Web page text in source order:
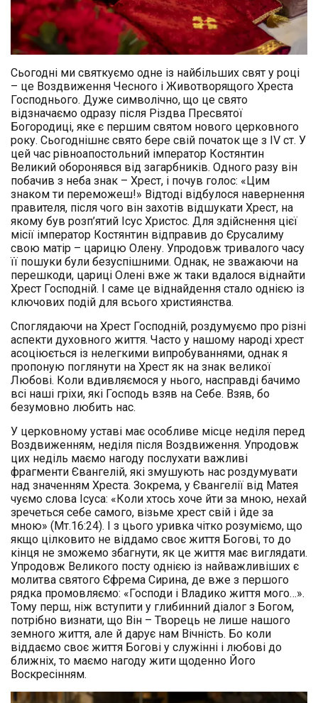
Сьогодні ми святкуємо одне із найбільших свят у році
– це Воздвиження Чесного і Животворящого Хреста
Господнього. Дуже символічно, що це свято
відзначаємо одразу після Різдва Пресвятої
Богородиці, яке є першим святом нового церковного
року. Сьогоднішнє свято бере свій початок ще з IV ст. У
цей час рівноапостольний імператор Костянтин
Великий оборонявся від загарбників. Одного разу він
побачив з неба знак – Хрест, і почув голос: «Цим
знаком ти переможеш!» Відтоді відбулося навернення
правителя, після чого він захотів відшукати Хрест, на
якому був розп’ятий Ісус Христос. Для здійснення цієї
місії імператор Костянтин відправив до Єрусалиму
свою матір – царицю Олену. Упродовж тривалого часу
її пошуки були безуспішними. Однак, не зважаючи на
перешкоди, цариці Олені вже ж таки вдалося віднайти
Хрест Господній. І саме це віднайдення стало однією із
ключових подій для всього християнства.
Споглядаючи на Хрест Господній, роздумуємо про різні
аспекти духовного життя. Часто у нашому народі хрест
асоціюється із нелегкими випробуваннями, однак я
пропоную поглянути на Хрест як на знак великої
Любові. Коли вдивляємося у нього, насправді бачимо
всі наші гріхи, які Господь взяв на Себе. Взяв, бо
безумовно любить нас.
У церковному уставі має особливе місце неділя перед
Воздвиженням, неділя після Воздвиження. Упродовж
цих неділь маємо нагоду послухати важливі
фрагменти Євангелій, які змушують нас роздумувати
над значенням Хреста. Зокрема, у Євангелії від Матея
чуємо слова Ісуса: «Коли хтось хоче йти за мною, нехай
зречеться себе самого, візьме хрест свій і йде за
мною» (Мт.16:24). І з цього уривка чітко розуміємо, що
якщо цілковито не віддамо своє життя Богові, то до
кінця не зможемо збагнути, як це життя має виглядати.
Упродовж Великого посту однією із найважливіших є
молитва святого Єфрема Сирина, де вже з першого
рядка промовляємо: «Господи і Владико життя мого…».
Тому перш, ніж вступити у глибинний діалог з Богом,
потрібно визнати, що Він – Творець не лише нашого
земного життя, але й дарує нам Вічність. Бо коли
віддаємо своє життя Богові у служінні і любові до
ближніх, то маємо нагоду жити щоденно Його
Воскресінням.